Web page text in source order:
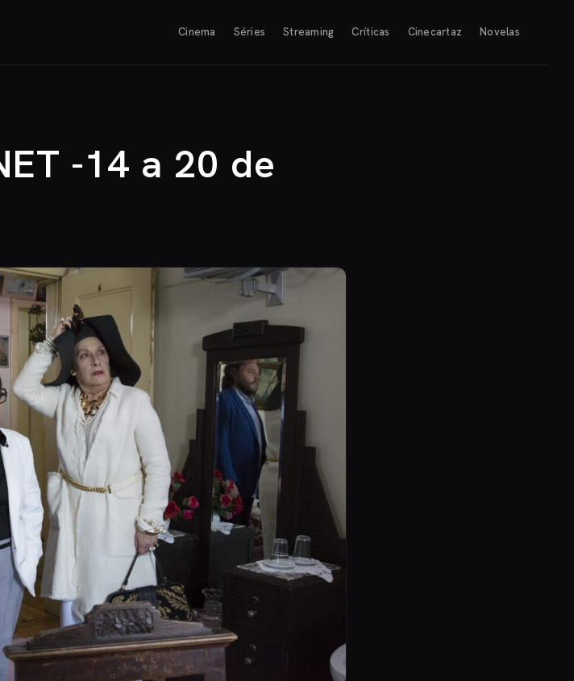
Cinema Séries Streaming Críticas Cinecartaz Novelas
-14 a 20 de